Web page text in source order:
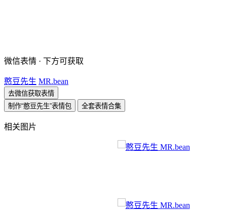
微信表情 · 下方可获取
憨豆先生 MR.bean
去微信获取表情
制作“憨豆先生”表情包
全套表情合集
相关图片